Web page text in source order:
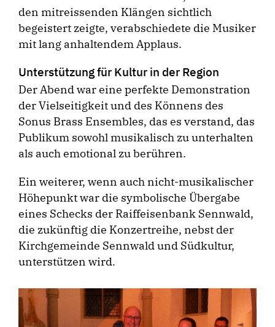
den mitreissenden Klängen sichtlich
begeistert zeigte, verabschiedete die Musiker
mit lang anhaltendem Applaus.
Unterstützung für Kultur in der Region
Der Abend war eine perfekte Demonstration
der Vielseitigkeit und des Könnens des
Sonus Brass Ensembles, das es verstand, das
Publikum sowohl musikalisch zu unterhalten
als auch emotional zu berühren.
Ein weiterer, wenn auch nicht-musikalischer
Höhepunkt war die symbolische Übergabe
eines Schecks der Raiffeisenbank Sennwald,
die zukünftig die Konzertreihe, nebst der
Kirchgemeinde Sennwald und Südkultur,
unterstützen wird.